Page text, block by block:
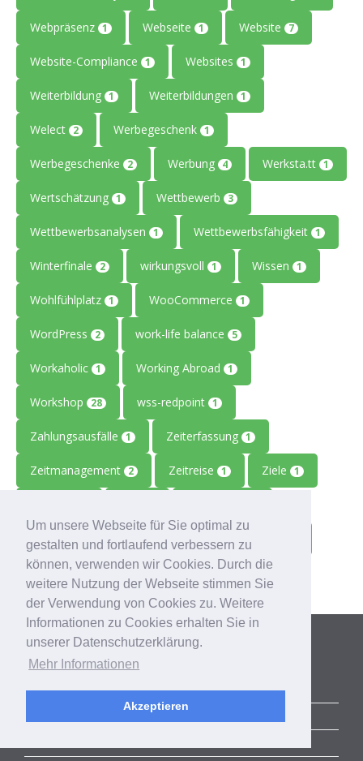
Um unsere Webseite für Sie optimal zu
gestalten und fortlaufend verbessern zu
können, verwenden wir Cookies. Durch die
weitere Nutzung der Webseite stimmen Sie
der Verwendung von Cookies zu. Weitere
Informationen zu Cookies erhalten Sie in
unserer Datenschutzerklärung.
Mehr Informationen
Akzeptieren
Webpräsenz 1 Webseite 1 Website 7
Website-Compliance 1 Websites 1
Weiterbildung 1 Weiterbildungen 1
Welect 2 Werbegeschenk 1
Werbegeschenke 2 Werbung 4 Werksta.tt 1
Wertschätzung 1 Wettbewerb 3
Wettbewerbsanalysen 1 Wettbewerbsfähigkeit 1
Winterfinale 2 wirkungsvoll 1 Wissen 1
Wohlfühlplatz 1 WooCommerce 1
WordPress 2 work-life balance 5
Workaholic 1 Working Abroad 1
Workshop 28 wss-redpoint 1
Zahlungsausfälle 1 Zeiterfassung 1
Zeitmanagement 2 Zeitreise 1 Ziele 1
Zoom 1 Zukunft 1 Zulieferbetriebe
Zusammenarbeit 1
Kategorien
ALLE BLOGBEITRÄGE
ERFOLGSGESCHICHTEN